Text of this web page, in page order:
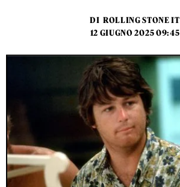
DI ROLLING STONE IT
12 GIUGNO 2025 09:45